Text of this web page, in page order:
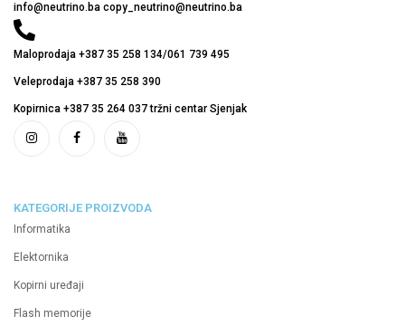
info@neutrino.ba copy_neutrino@neutrino.ba
Maloprodaja +387 35 258 134/061 739 495
Veleprodaja +387 35 258 390
Kopirnica +387 35 264 037 tržni centar Sjenjak
KATEGORIJE PROIZVODA
Informatika
Elektornika
Kopirni uređaji
Flash memorije